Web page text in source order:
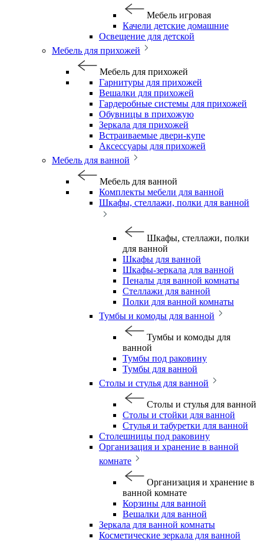
Мебель игровая
Качели детские домашние
Освещение для детской
Мебель для прихожей
Мебель для прихожей
Гарнитуры для прихожей
Вешалки для прихожей
Гардеробные системы для прихожей
Обувницы в прихожую
Зеркала для прихожей
Встраиваемые двери-купе
Аксессуары для прихожей
Мебель для ванной
Мебель для ванной
Комплекты мебели для ванной
Шкафы, стеллажи, полки для ванной
Шкафы, стеллажи, полки
для ванной
Шкафы для ванной
Шкафы-зеркала для ванной
Пеналы для ванной комнаты
Стеллажи для ванной
Полки для ванной комнаты
Тумбы и комоды для ванной
Тумбы и комоды для
ванной
Тумбы под раковину
Тумбы для ванной
Столы и стулья для ванной
Столы и стулья для ванной
Столы и стойки для ванной
Стулья и табуретки для ванной
Столешницы под раковину
Организация и хранение в ванной
комнате
Организация и хранение в
ванной комнате
Корзины для ванной
Вешалки для ванной
Зеркала для ванной комнаты
Косметические зеркала для ванной